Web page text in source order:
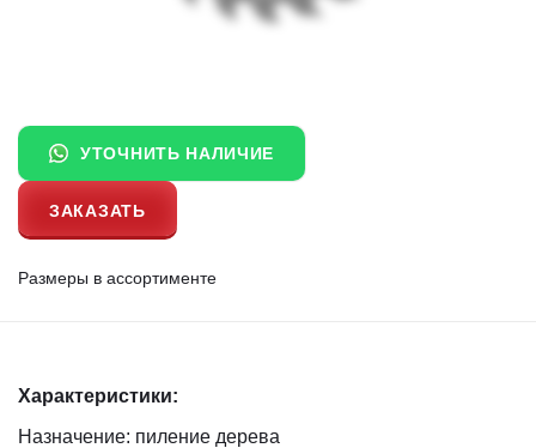
УТОЧНИТЬ НАЛИЧИЕ
ЗАКАЗАТЬ
Размеры в ассортименте
Характеристики:
Назначение: пиление дерева